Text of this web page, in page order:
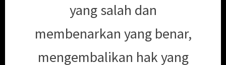
yang salah dan
membenarkan yang benar,
mengembalikan hak yang